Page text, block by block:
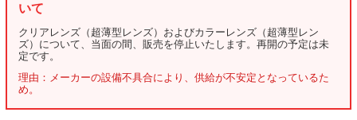
いて
クリアレンズ（超薄型レンズ）およびカラーレンズ（超薄型レン
ズ）について、当面の間、販売を停止いたします。再開の予定は未
定です。
理由：メーカーの設備不具合により、供給が不安定となっているた
め。